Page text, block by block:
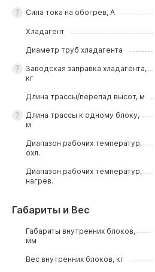
Сила тока на обогрев, А
Хладагент
Диаметр труб хладагента
Заводская заправка хладагента,
кг
Длина трассы/перепад высот, м
Длина трассы к одному блоку,
м
Диапазон рабочих температур,
охл.
Диапазон рабочих температур,
нагрев.
Габариты и Вес
Габариты внутренних блоков,
мм
Вес внутренних блоков, кг